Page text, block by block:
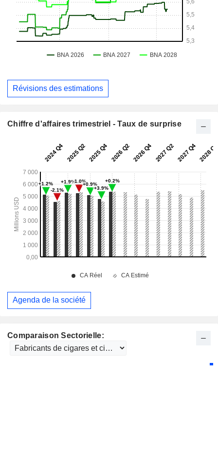
Comparaison Sectorielle:
Révisions des estimations
Chiffre d'affaires trimestriel - Taux de surprise
Agenda de la société